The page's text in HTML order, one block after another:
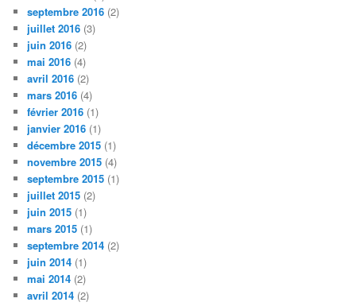
septembre 2016 (2)
juillet 2016 (3)
juin 2016 (2)
mai 2016 (4)
avril 2016 (2)
mars 2016 (4)
février 2016 (1)
janvier 2016 (1)
décembre 2015 (1)
novembre 2015 (4)
septembre 2015 (1)
juillet 2015 (2)
juin 2015 (1)
mars 2015 (1)
septembre 2014 (2)
juin 2014 (1)
mai 2014 (2)
avril 2014 (2)